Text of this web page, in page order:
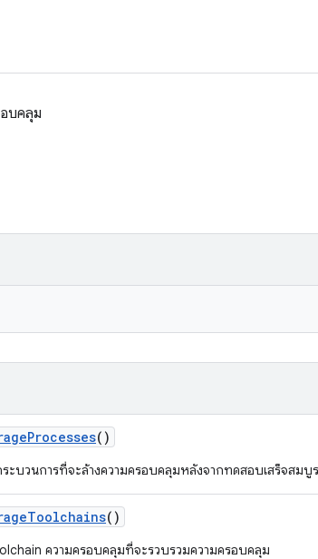
บคลุม
Processes()
ะบวนการที่จะล้างความครอบคลุมหลังจากทดสอบเสร็จสม
Toolchains()
ความครอบคลุมที่จะรวบรวมความครอบคลุม